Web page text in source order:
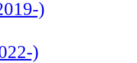
)
)